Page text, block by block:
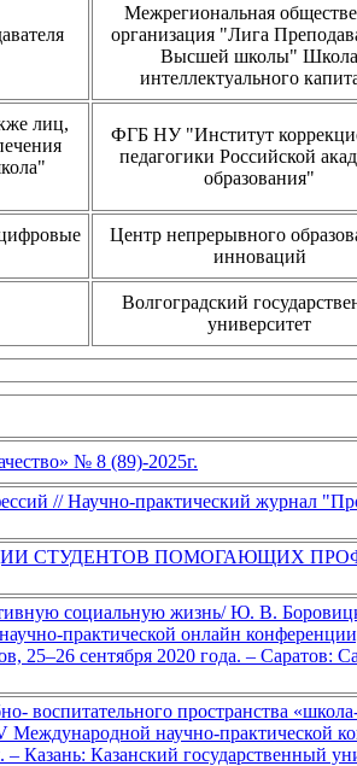
Межрегиональная
организация "Лига
Высшей школы" Школа
интеллектуального
лиц,
ФГБ НУ "Институт
педагогики Российской
образования"
Центр непрерывного
инноваций
Волгоградский
университет
№ 8 (89)-2025г.
// Научно-практический журнал
СТУДЕНТОВ ПОМОГАЮЩИХ
социальную жизнь/ Ю. В.
практической онлайн
сентября 2020 года. – Саратов:
воспитательного пространства
научно-практической
Казанский государственный